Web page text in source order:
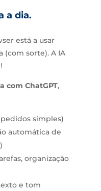
a dia.
está a usar
(com sorte). A IA
com ChatGPT,
simples)
automática de
organização
e tom